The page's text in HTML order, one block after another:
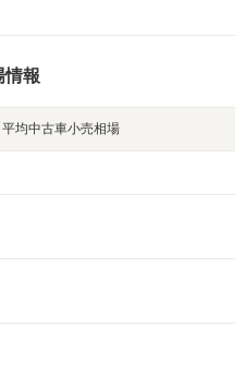
情報
平均中古車小売相場